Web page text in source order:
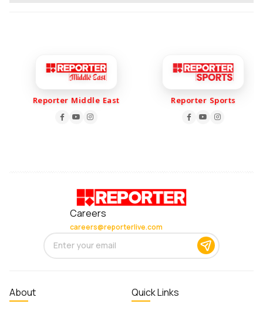
Reporter Middle East Reporter Sports
Careers
careers@reporterlive.com
About Quick Links